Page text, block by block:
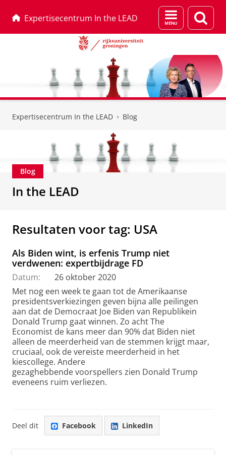
Expertisecentrum In the LEAD
Menu
en
Expertisecentrum In the LEAD Blog
Blog
In the LEAD
Resultaten voor tag: USA
Als Biden wint, is erfenis Trump niet
verdwenen: expertbijdrage FD
Datum:
26 oktober 2020
Met nog een week te gaan tot de Amerikaanse
presidentsverkiezingen geven bijna alle peilingen
aan dat de Democraat Joe Biden van Republikein
Donald Trump gaat winnen. Zo acht The
Economist de kans meer dan 90% dat Biden niet
alleen de meerderheid van de stemmen krijgt maar,
cruciaal, ook de vereiste meerderheid in het
kiescollege. Andere
gezaghebbende voorspellers zien Donald Trump
eveneens ruim verliezen.
Deel dit Facebook LinkedIn